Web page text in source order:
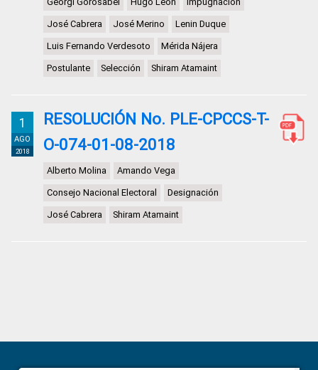
José Cabrera José Merino Lenin Duque
Luis Fernando Verdesoto Mérida Nájera
Postulante Selección Shiram Atamaint
1
AGO
2018
RESOLUCIÓN No. PLE-CPCCS-T-
O-074-01-08-2018
Alberto Molina Amando Vega
Consejo Nacional Electoral Designación
José Cabrera Shiram Atamaint